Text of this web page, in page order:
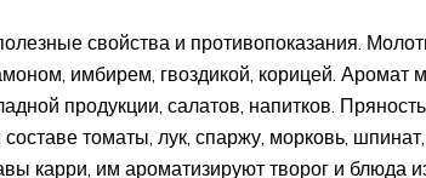
свойства и противопоказания.
имбирем, гвоздикой, корицей. Аромат
продукции, салатов, напитков.
томаты, лук, спаржу, морковь,
карри, им ароматизируют творог и блюда